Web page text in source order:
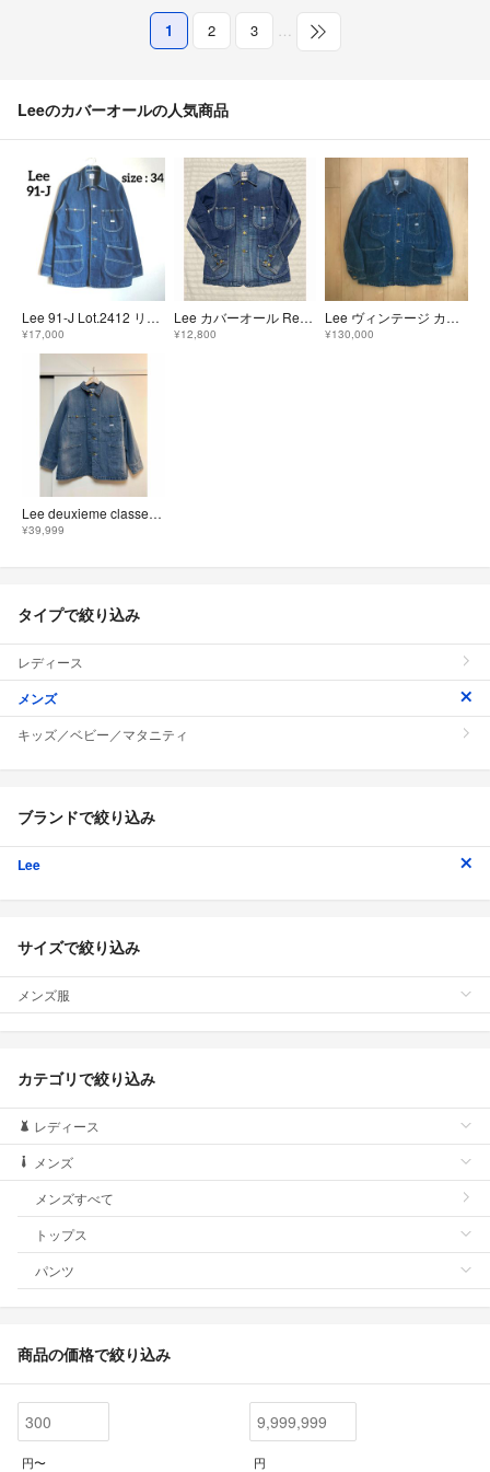
1 2 3 …
Leeのカバーオールの人気商品
Lee 91-J Lot.2412 リー 復刻 デニム カバーオール
¥17,000
Lee カバーオール Reproduction Label デニムジャケット
¥12,800
Lee ヴィンテージ カバーオール 91-J 40
¥130,000
Lee deuxieme classe別注カバーオール
¥39,999
タイプで絞り込み
レディース
メンズ
キッズ／ベビー／マタニティ
ブランドで絞り込み
Lee
サイズで絞り込み
メンズ服
カテゴリで絞り込み
レディース
メンズ
メンズすべて
トップス
パンツ
商品の価格で絞り込み
円〜 円